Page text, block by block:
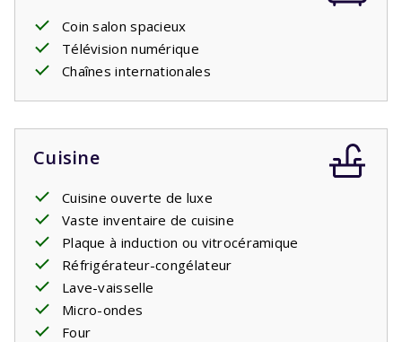
Coin salon spacieux
Télévision numérique
Chaînes internationales
Cuisine
Cuisine ouverte de luxe
Vaste inventaire de cuisine
Plaque à induction ou vitrocéramique
Réfrigérateur-congélateur
Lave-vaisselle
Micro-ondes
Four